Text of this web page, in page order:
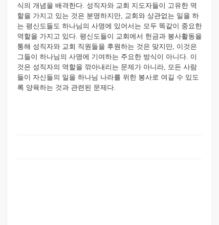
식의 개념을 배격한다. 성직자와 교회 지도자들이 고유한 역
할을 가지고 있는 것은 분명하지만, 교회와 상관없는 일을 하
는 평신도들도 하나님의 사명에 있어서는 모두 똑같이 중요한
역할을 가지고 있다. 평신도들이 교회에서 헌금과 봉사활동을
통해 성직자와 교회 직원들을 후원하는 것은 맞지만, 이것은
그들이 하나님의 사명에 기여하는 주요한 방식이 아니다. 이
것은 성직자의 역할을 깎아내리는 문제가 아니라, 모든 사람
들이 자신들의 일을 하나님 나라를 위한 봉사로 여길 수 있도
록 양육하는 것과 관련된 문제다.